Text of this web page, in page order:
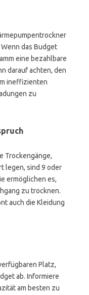
das Budget
eine bezahlbare
darauf achten, den
ineffizienten
zu
Trockengänge,
legen, sind 9 oder
ermöglichen es,
zu trocknen.
auch die Kleidung
Platz,
ab. Informiere
am besten zu